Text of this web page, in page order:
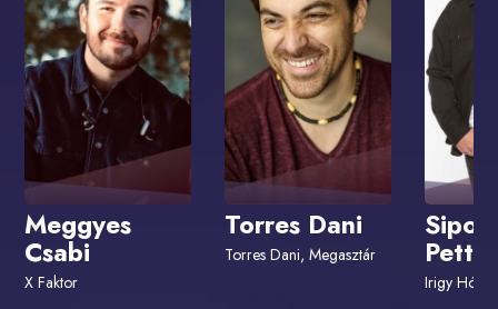
Meggyes
Csabi
X Faktor
Torres Dani
Torres Dani, Megasztár
Irigy